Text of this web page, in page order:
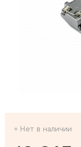
Нет в наличии